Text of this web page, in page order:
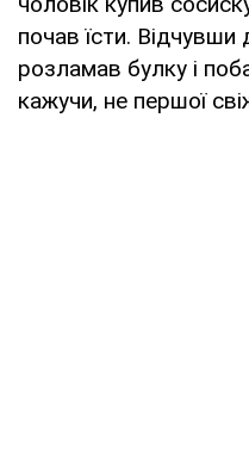
почав їсти. Відчувши
розламав булку і
кажучи, не першої